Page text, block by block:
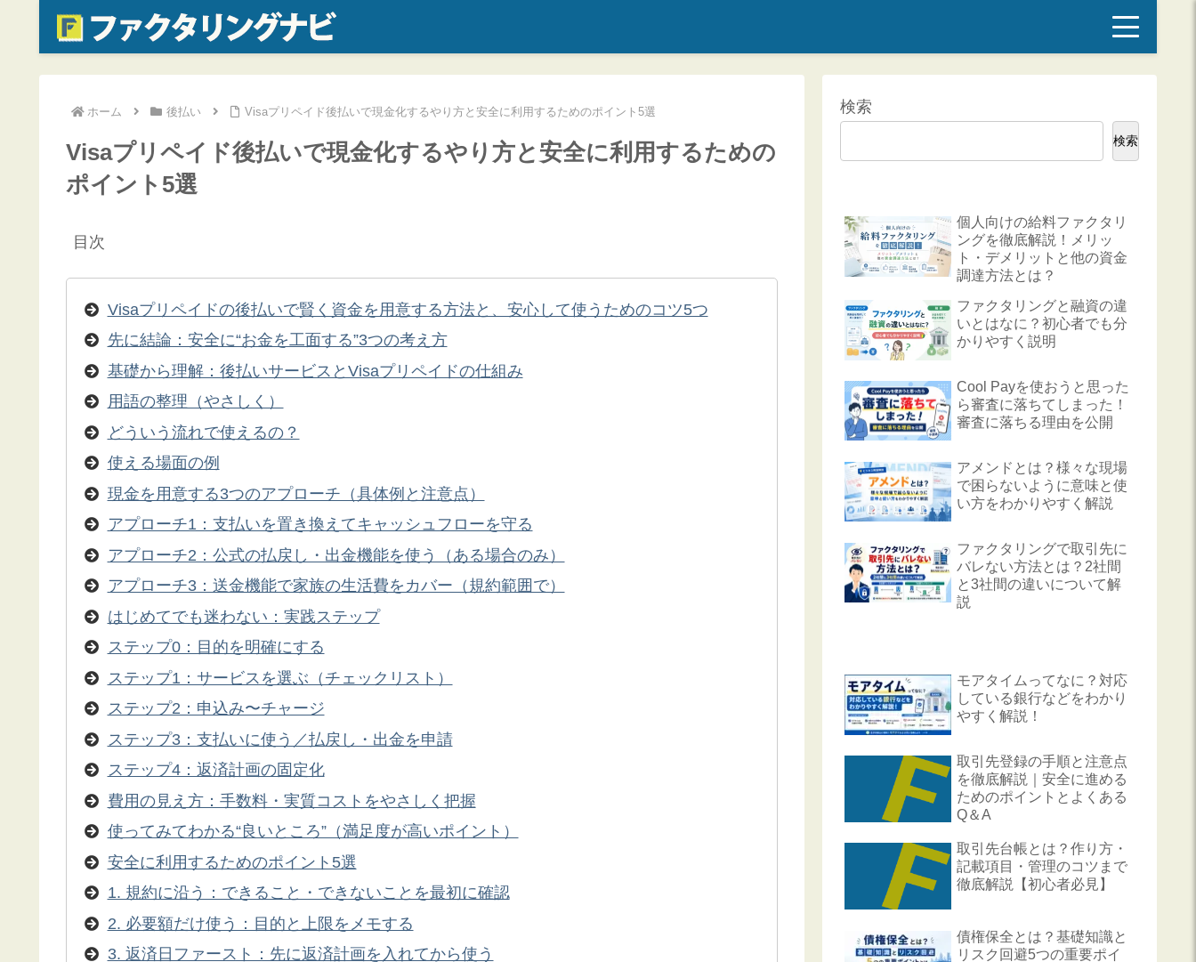
ホーム 後払い Visaプリペイド後払いで現金化するやり方と安全に利用するためのポイント5選
Visaプリペイド後払いで現金化するやり方と安全に利用するための
ポイント5選
目次
Visaプリペイドの後払いで賢く資金を用意する方法と、安心して使うためのコツ5つ
先に結論：安全に“お金を工面する”3つの考え方
基礎から理解：後払いサービスとVisaプリペイドの仕組み
用語の整理（やさしく）
どういう流れで使えるの？
使える場面の例
現金を用意する3つのアプローチ（具体例と注意点）
アプローチ1：支払いを置き換えてキャッシュフローを守る
アプローチ2：公式の払戻し・出金機能を使う（ある場合のみ）
アプローチ3：送金機能で家族の生活費をカバー（規約範囲で）
はじめてでも迷わない：実践ステップ
ステップ0：目的を明確にする
ステップ1：サービスを選ぶ（チェックリスト）
ステップ2：申込み〜チャージ
ステップ3：支払いに使う／払戻し・出金を申請
ステップ4：返済計画の固定化
費用の見え方：手数料・実質コストをやさしく把握
使ってみてわかる“良いところ”（満足度が高いポイント）
安全に利用するためのポイント5選
1. 規約に沿う：できること・できないことを最初に確認
2. 必要額だけ使う：目的と上限をメモする
3. 返済日ファースト：先に返済計画を入れてから使う
検索
検索
個人向けの給料ファクタリ
ングを徹底解説！メリッ
ト・デメリットと他の資金
調達方法とは？
ファクタリングと融資の違
いとはなに？初心者でも分
かりやすく説明
Cool Payを使おうと思った
ら審査に落ちてしまった！
審査に落ちる理由を公開
アメンドとは？様々な現場
で困らないように意味と使
い方をわかりやすく解説
ファクタリングで取引先に
バレない方法とは？2社間
と3社間の違いについて解
説
モアタイムってなに？対応
している銀行などをわかり
やすく解説！
取引先登録の手順と注意点
を徹底解説｜安全に進める
ためのポイントとよくある
Q＆A
取引先台帳とは？作り方・
記載項目・管理のコツまで
徹底解説【初心者必見】
債権保全とは？基礎知識と
リスク回避5つの重要ポイ